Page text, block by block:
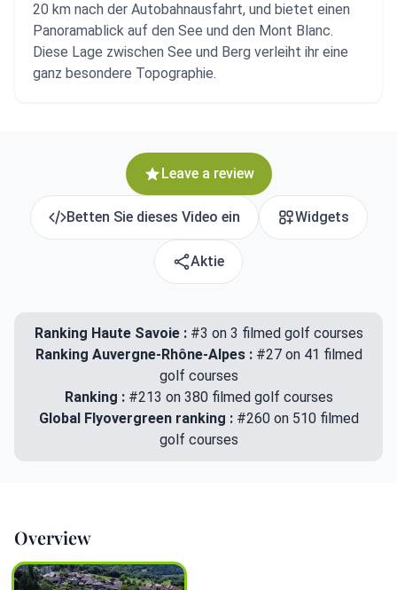
20 km nach der Autobahnausfahrt, und bietet einen
Panoramablick auf den See und den Mont Blanc.
Diese Lage zwischen See und Berg verleiht ihr eine
ganz besondere Topographie.
Leave a review
Betten Sie dieses Video ein Widgets
Aktie
Ranking Haute Savoie :#3 on 3 filmed golf courses
Ranking Auvergne-Rhône-Alpes : #27 on 41 filmed
golf courses
Ranking : #213 on 380 filmed golf courses
Global Flyovergreen ranking : #260 on 510 filmed
golf courses
Overview